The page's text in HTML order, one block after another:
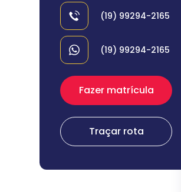
(19) 99294-2165
(19) 99294-2165
Fazer matrícula
Traçar rota